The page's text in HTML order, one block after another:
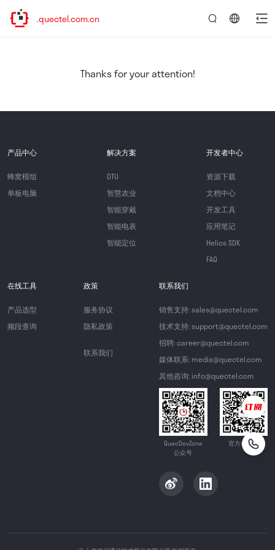
www.quectel.com.cn
Thanks for your attention!
产品中心
蜂窝模组
单板电脑
解决方案
DTU
智慧农业
智能穿戴
智能电表
智能定位
开发者中心
资源下载
文档中心
开发工具
应用笔记
Helios SDK
FAQ
在线工具
产品选型
频段查询
政策
服务协议
隐私政策
联系我们
联系我们
销售支持: sales@quectel.com
技术支持: support@quectel.com
招聘: career@quectel.com
媒体联系: media@quectel.com
其他咨询: info@quectel.com
QuecDevZone
公众号
官方公众号